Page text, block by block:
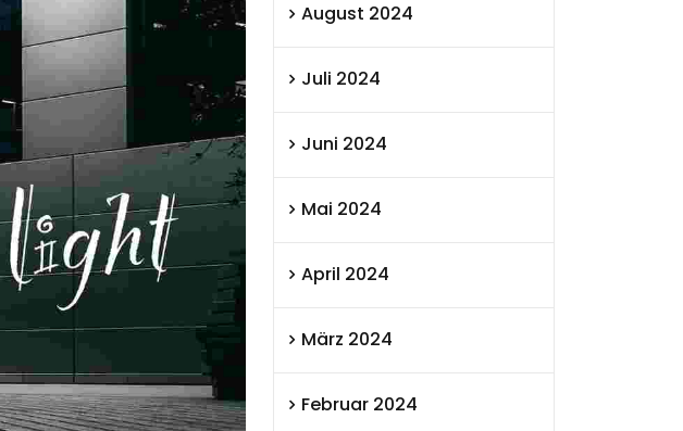
August 2024
Juli 2024
Juni 2024
Mai 2024
April 2024
März 2024
Februar 2024